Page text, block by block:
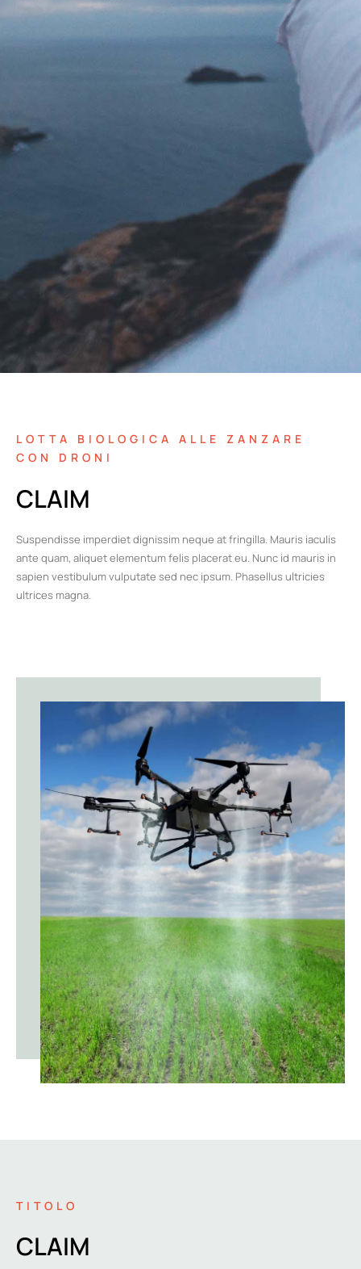
LOTTA BIOLOGICA ALLE ZANZARE
CON DRONI
CLAIM
Suspendisse imperdiet dignissim neque at fringilla. Mauris iaculis
ante quam, aliquet elementum felis placerat eu. Nunc id mauris in
sapien vestibulum vulputate sed nec ipsum. Phasellus ultricies
ultrices magna.
TITOLO
CLAIM